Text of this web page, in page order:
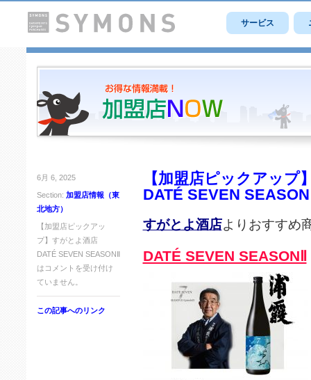
サービス
6月 6, 2025
Section: 加盟店情報（東
北地方）
【加盟店ピックアッ
プ】すがとよ酒店
DATÉ SEVEN SEASONⅡ
は コメントを受け付け
ていません。
この記事へのリンク
【加盟店ピックアップ
DATÉ SEVEN
すがとよ酒店よりおすすめ
DATÉ SEVEN SEASONⅡ